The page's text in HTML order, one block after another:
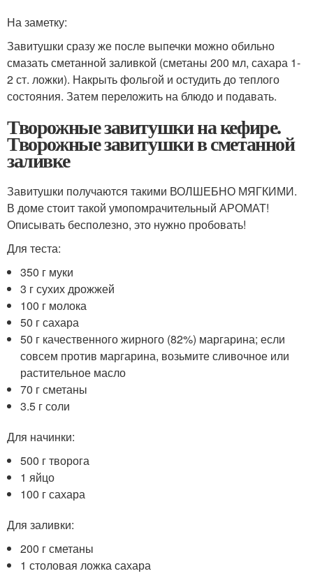
На заметку:
Завитушки сразу же после выпечки можно обильно
смазать сметанной заливкой (сметаны 200 мл, сахара 1-
2 ст. ложки). Накрыть фольгой и остудить до теплого
состояния. Затем переложить на блюдо и подавать.
Творожные завитушки на кефире.
Творожные завитушки в сметанной
заливке
Завитушки получаются такими ВОЛШЕБНО МЯГКИМИ.
В доме стоит такой умопомрачительный АРОМАТ!
Описывать бесполезно, это нужно пробовать!
Для теста:
350 г муки
3 г сухих дрожжей
100 г молока
50 г сахара
50 г качественного жирного (82%) маргарина; если
совсем против маргарина, возьмите сливочное или
растительное масло
70 г сметаны
3.5 г соли
Для начинки:
500 г творога
1 яйцо
100 г сахара
Для заливки:
200 г сметаны
1 столовая ложка сахара